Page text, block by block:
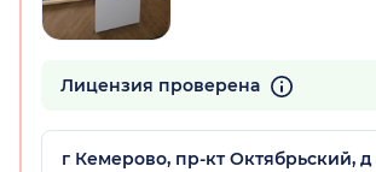
Лицензия проверена
г Кемерово, пр-кт Октябрьский, д